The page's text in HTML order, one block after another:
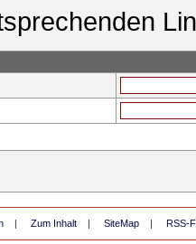
| Zum Inhalt | SiteMap | RSS-